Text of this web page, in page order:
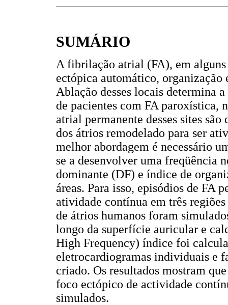
SUMÁRIO
A fibrilação atrial (FA), em
ectópica automático, organização
Ablação desses locais determina
de pacientes com FA paroxística,
atrial permanente desses sites
dos átrios remodelado para ser
melhor abordagem é necessário
se a desenvolver uma freqüência
dominante (DF) e índice de
áreas. Para isso, episódios de FA
atividade contínua em três
de átrios humanos foram
longo da superfície auricular e
High Frequency) índice foi
eletrocardiogramas individuais e
criado. Os resultados mostram
foco ectópico de actividade
simulados.